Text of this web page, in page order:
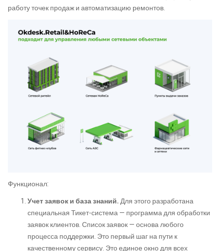
работу точек продаж и автоматизацию ремонтов.
Функционал:
Учет заявок и база знаний.Для этого разработана
специальная Тикет-система — программа для обработки
заявок клиентов. Список заявок — основа любого
процесса поддержки. Это первый шаг на пути к
качественному сервису. Это единое окно для всех